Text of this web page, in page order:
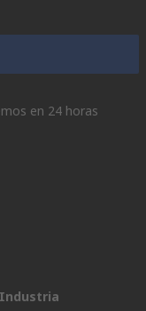
en 24 horas
Industria